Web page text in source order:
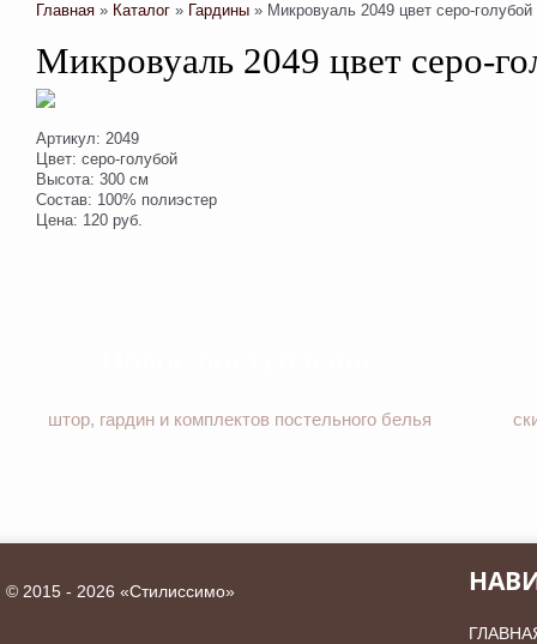
Главная » Каталог » Гардины » Микровуаль 2049 цвет серо-голубой
Микровуаль 2049 цвет серо-
Артикул: 2049
Цвет: серо-голубой
Высота: 300 см
Состав: 100% полиэстер
Цена: 120 руб.
штор, гардин и комплектов постельного белья
© 2015 - 2026 «Стилиссимо»